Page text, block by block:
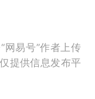
网易号”作者上传
提供信息发布平